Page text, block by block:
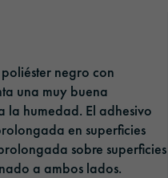
negro con
una muy buena
la humedad. El adhesivo
en superficies
sobre superficies
a ambos lados.